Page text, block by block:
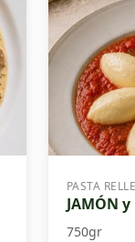
PASTA
JAMÓN y
750gr